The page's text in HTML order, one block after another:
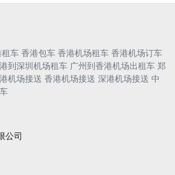
车 香港包车 香港机场租车 香港机场订车
到深圳机场租车 广州到香港机场出租车 郑
机场接送 香港机场接送 深港机场接送 中
公司